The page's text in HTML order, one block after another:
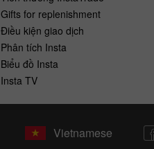
Gifts for replenishment
Điều kiện giao dịch
Phân tích Insta
Biểu đồ Insta
Insta TV
Vietnamese